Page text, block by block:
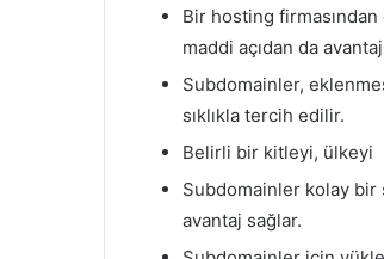
Bir hosting
maddi açıdan da
Subdomainler,
sıklıkla tercih edilir.
Belirli bir kitleyi, ülkeyi
Subdomainler kolay
avantaj sağlar.